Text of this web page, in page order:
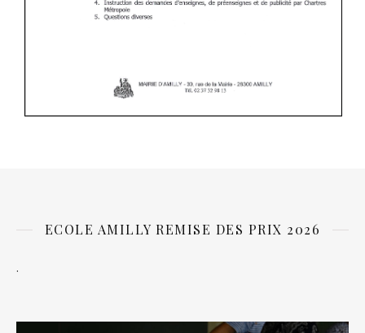
ECOLE AMILLY REMISE DES PRIX 2026
.